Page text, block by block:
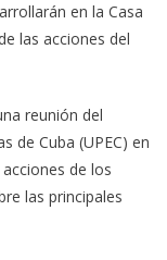
en la Casa
las acciones del
reunión del
de Cuba (UPEC) en
de los
las principales